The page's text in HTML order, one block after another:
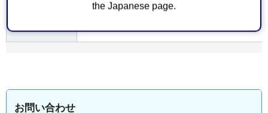
the Japanese page.
お問い合わせ